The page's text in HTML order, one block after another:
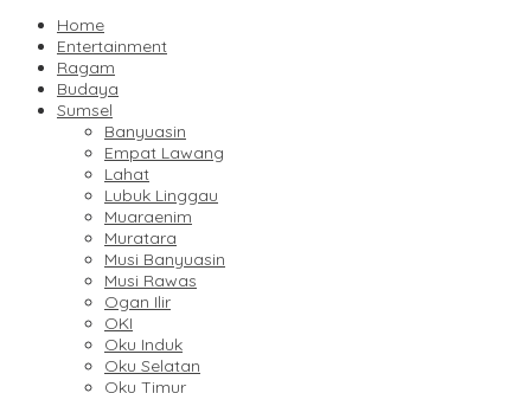
Home
Entertainment
Ragam
Budaya
Sumsel
Banyuasin
Empat Lawang
Lahat
Lubuk Linggau
Muaraenim
Muratara
Musi Banyuasin
Musi Rawas
Ogan Ilir
OKI
Oku Induk
Oku Selatan
Oku Timur